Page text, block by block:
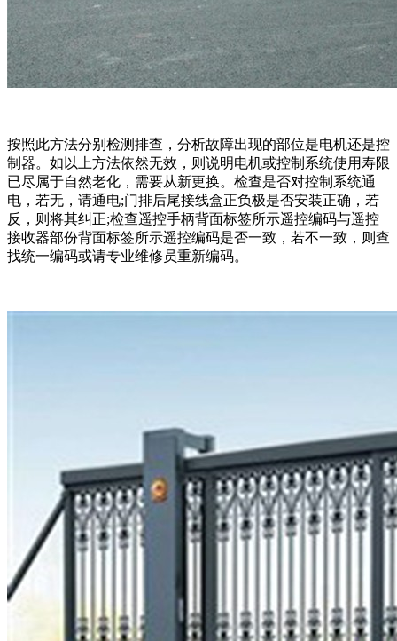
按照此方法分别检测排查，分析故障出现的部位是电机还是控
制器。如以上方法依然无效，则说明电机或控制系统使用寿限
已尽属于自然老化，需要从新更换。检查是否对控制系统通
电，若无，请通电;门排后尾接线盒正负极是否安装正确，若
反，则将其纠正;检查遥控手柄背面标签所示遥控编码与遥控
接收器部份背面标签所示遥控编码是否一致，若不一致，则查
找统一编码或请专业维修员重新编码。